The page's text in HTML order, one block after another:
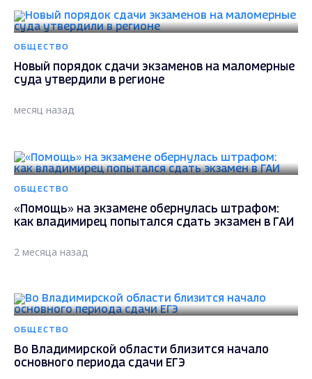
ОБЩЕСТВО
Новый порядок сдачи экзаменов на маломерные
суда утвердили в регионе
месяц назад
ОБЩЕСТВО
«Помощь» на экзамене обернулась штрафом:
как владимирец попытался сдать экзамен в ГАИ
2 месяца назад
ОБЩЕСТВО
Во Владимирской области близится начало
основного периода сдачи ЕГЭ